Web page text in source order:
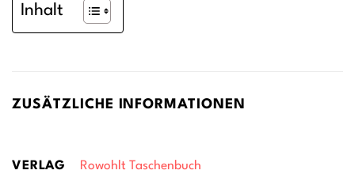
Inhalt
ZUSÄTZLICHE INFORMATIONEN
VERLAG Rowohlt Taschenbuch